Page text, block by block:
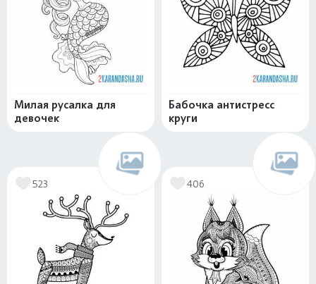
Милая русалка для
девочек
Бабочка антистресс
круги
523 406